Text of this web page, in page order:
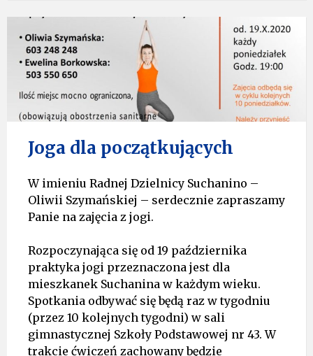
Joga dla początkujących
W imieniu Radnej Dzielnicy Suchanino –
Oliwii Szymańskiej – serdecznie zapraszamy
Panie na zajęcia z jogi.
Rozpoczynająca się od 19 października
praktyka jogi przeznaczona jest dla
mieszkanek Suchanina w każdym wieku.
Spotkania odbywać się będą raz w tygodniu
(przez 10 kolejnych tygodni) w sali
gimnastycznej Szkoły Podstawowej nr 43. W
trakcie ćwiczeń zachowany będzie